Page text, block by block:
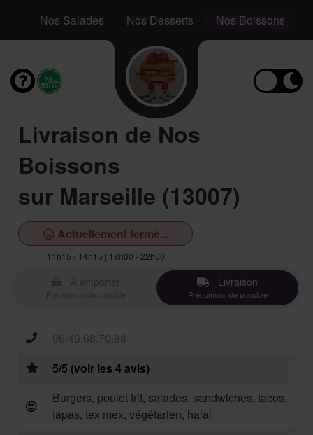
Nos Salades Nos Desserts Nos Boissons
Livraison de Nos
Boissons
sur Marseille (13007)
Actuellement fermé...
11h15 - 14h15 | 18h00 - 22h00
Livraison
Précommande possible
06.46.68.70.88
5/5 (voir les 4 avis)
Burgers, poulet frit, salades, sandwiches, tacos,
tapas, tex mex, végétarien, halal